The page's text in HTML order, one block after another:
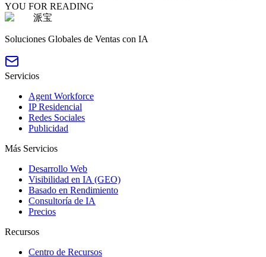
YOU FOR READING
派宝
Soluciones Globales de Ventas con IA
Servicios
Agent Workforce
IP Residencial
Redes Sociales
Publicidad
Más Servicios
Desarrollo Web
Visibilidad en IA (GEO)
Basado en Rendimiento
Consultoría de IA
Precios
Recursos
Centro de Recursos